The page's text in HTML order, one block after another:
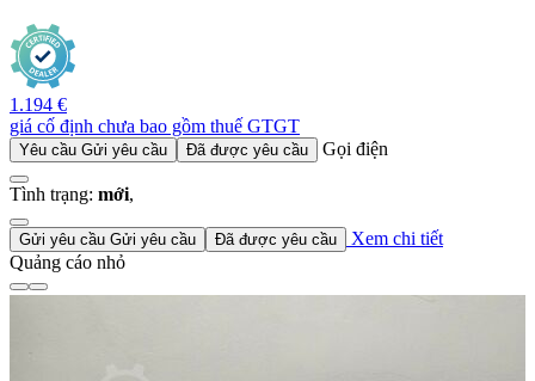
1.194 €
giá cố định chưa bao gồm thuế GTGT
Yêu cầu Gửi yêu cầu Đã được yêu cầu Gọi điện
Tình trạng: mới,
Gửi yêu cầu Gửi yêu cầu Đã được yêu cầu
Xem chi tiết
Quảng cáo nhỏ